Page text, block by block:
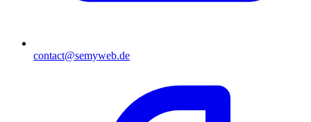
contact@semyweb.de